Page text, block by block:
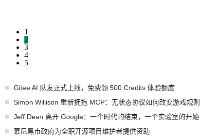
1
2
3
4
5
Gitee AI 队友正式上线，免费领 500 Credits 体验额度
Simon Willison 重新拥抱 MCP：无状态协议如何改变游戏规则
Jeff Dean 离开 Google：一个时代的结束，一个实验室的开始
慕尼黑市政府为全职开源项目维护者提供资助